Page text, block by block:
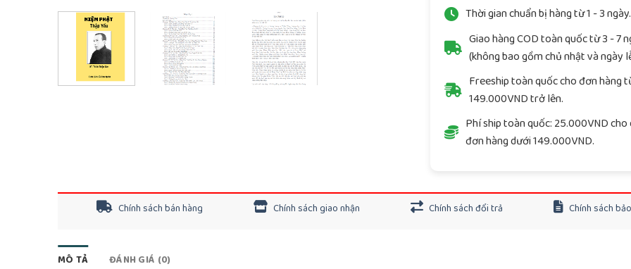
Thời gian chuẩn bị hàng từ 1 - 3 ngày.
Giao hàng COD toàn quốc từ 3 - 7
(không bao gồm chủ nhật và ngày
Freeship toàn quốc cho đơn hàng
149.000VND trở lên.
Phí ship toàn quốc: 25.000VND cho
đơn hàng dưới 149.000VND.
Chính sách bán hàng Chính sách giao nhận Chính sách đổi trả Chính sách
MÔ TẢ ĐÁNH GIÁ (0)